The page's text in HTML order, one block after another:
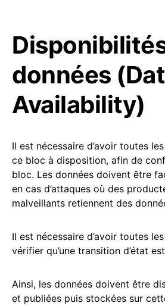
données
Availability)
Il est nécessaire d’avoir toutes
ce bloc à disposition, afin de
bloc. Les données doivent être
en cas d’attaques où des
malveillants retiennent des
Il est nécessaire d’avoir toutes
vérifier qu’une transition d’état
Ainsi, les données doivent être
et publiées puis stockées sur